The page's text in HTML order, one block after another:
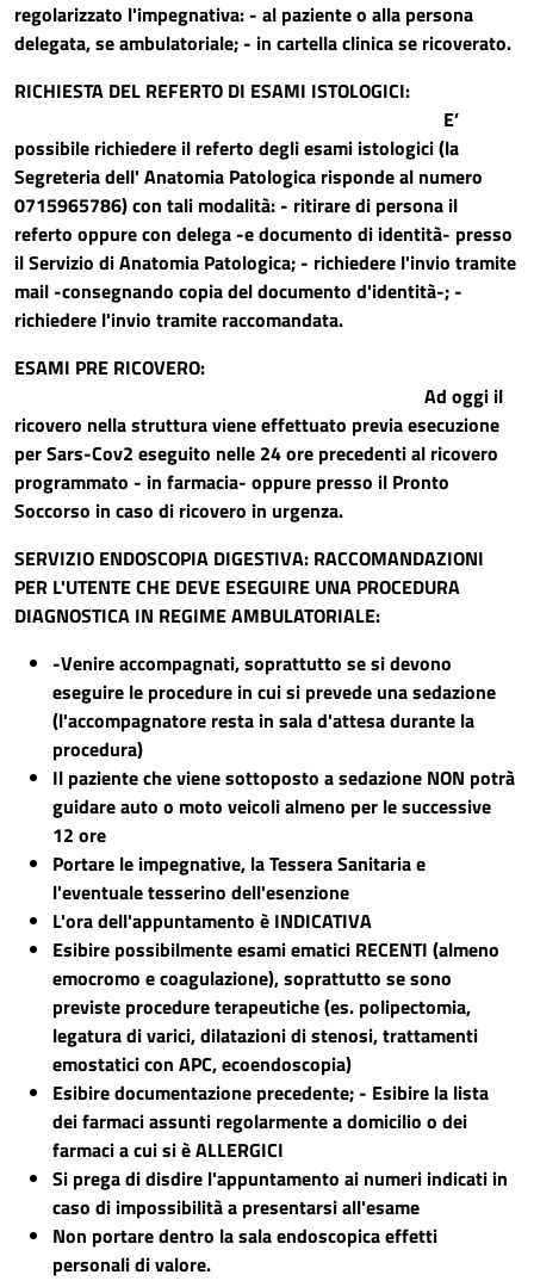
regolarizzato l'impegnativa: - al paziente o alla persona
delegata, se ambulatoriale; - in cartella clinica se ricoverato.
RICHIESTA DEL REFERTO DI ESAMI ISTOLOGICI:
E’
possibile richiedere il referto degli esami istologici (la
Segreteria dell' Anatomia Patologica risponde al numero
0715965786) con tali modalità: - ritirare di persona il
referto oppure con delega -e documento di identità- presso
il Servizio di Anatomia Patologica; - richiedere l'invio tramite
mail -consegnando copia del documento d'identità-; -
richiedere l'invio tramite raccomandata.
ESAMI PRE RICOVERO:
Ad oggi il
ricovero nella struttura viene effettuato previa esecuzione
per Sars-Cov2 eseguito nelle 24 ore precedenti al ricovero
programmato - in farmacia- oppure presso il Pronto
Soccorso in caso di ricovero in urgenza.
SERVIZIO ENDOSCOPIA DIGESTIVA: RACCOMANDAZIONI
PER L'UTENTE CHE DEVE ESEGUIRE UNA PROCEDURA
DIAGNOSTICA IN REGIME AMBULATORIALE:
-Venire accompagnati, soprattutto se si devono
eseguire le procedure in cui si prevede una sedazione
(l'accompagnatore resta in sala d'attesa durante la
procedura)
Il paziente che viene sottoposto a sedazione NON potrà
guidare auto o moto veicoli almeno per le successive
12 ore
Portare le impegnative, la Tessera Sanitaria e
l'eventuale tesserino dell'esenzione
L'ora dell'appuntamento è INDICATIVA
Esibire possibilmente esami ematici RECENTI (almeno
emocromo e coagulazione), soprattutto se sono
previste procedure terapeutiche (es. polipectomia,
legatura di varici, dilatazioni di stenosi, trattamenti
emostatici con APC, ecoendoscopia)
Esibire documentazione precedente; - Esibire la lista
dei farmaci assunti regolarmente a domicilio o dei
farmaci a cui si è ALLERGICI
Si prega di disdire l'appuntamento ai numeri indicati in
caso di impossibilità a presentarsi all'esame
Non portare dentro la sala endoscopica effetti
personali di valore.